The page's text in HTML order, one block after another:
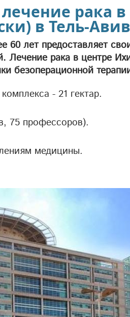
рака
в Тель-
60 лет предоставляет
Лечение рака в центре
безоперационной
- 21 гектар.
75 профессоров).
медицины.